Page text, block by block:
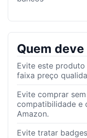
Quem
Evite este
faixa preço
Evite comprar
compatibilidade e
Amazon.
Evite tratar